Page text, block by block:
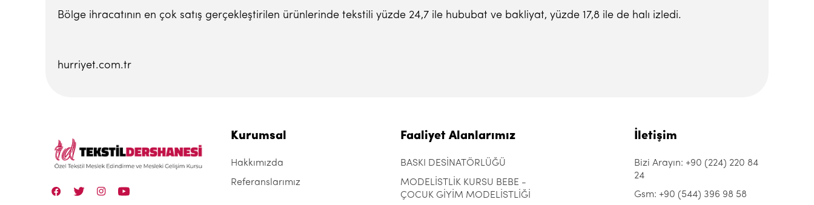
Bölge ihracatının en çok satış gerçekleştirilen ürünlerinde tekstili yüzde 24,7 ile hububat ve bakliyat, yüzde 17,8 ile de halı izledi.
hurriyet.com.tr
Kurumsal
Hakkımızda
Referanslarımız
Faaliyet Alanlarımız
BASKI DESİNATÖRLÜĞÜ
MODELİSTLİK KURSU BEBE -
ÇOCUK GİYİM MODELİSTLİĞİ
İletişim
Bizi Arayın: +90 (224) 220 84
24
Gsm: +90 (544) 396 98 58